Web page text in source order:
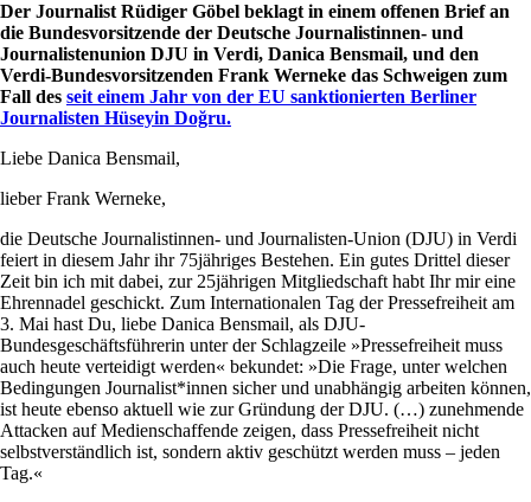
Der Journalist Rüdiger Göbel beklagt in einem offenen Brief an
die Bundesvorsitzende der Deutsche Journalistinnen- und
Journalistenunion DJU in Verdi, Danica Bensmail, und den
Verdi-Bundesvorsitzenden Frank Werneke das Schweigen zum
Fall des seit einem Jahr von der EU sanktionierten Berliner
Journalisten Hüseyin Doğru.
Liebe Danica Bensmail,
lieber Frank Werneke,
die Deutsche Journalistinnen- und Journalisten-Union (DJU) in Verdi
feiert in diesem Jahr ihr 75jähriges Bestehen. Ein gutes Drittel dieser
Zeit bin ich mit dabei, zur 25jährigen Mitgliedschaft habt Ihr mir eine
Ehrennadel geschickt. Zum Internationalen Tag der Pressefreiheit am
3. Mai hast Du, liebe Danica Bensmail, als DJU-
Bundesgeschäftsführerin unter der Schlagzeile »Pressefreiheit muss
auch heute verteidigt werden« bekundet: »Die Frage, unter welchen
Bedingungen Journalist*innen sicher und unabhängig arbeiten können,
ist heute ebenso aktuell wie zur Gründung der DJU. (…) zunehmende
Attacken auf Medienschaffende zeigen, dass Pressefreiheit nicht
selbstverständlich ist, sondern aktiv geschützt werden muss – jeden
Tag.«